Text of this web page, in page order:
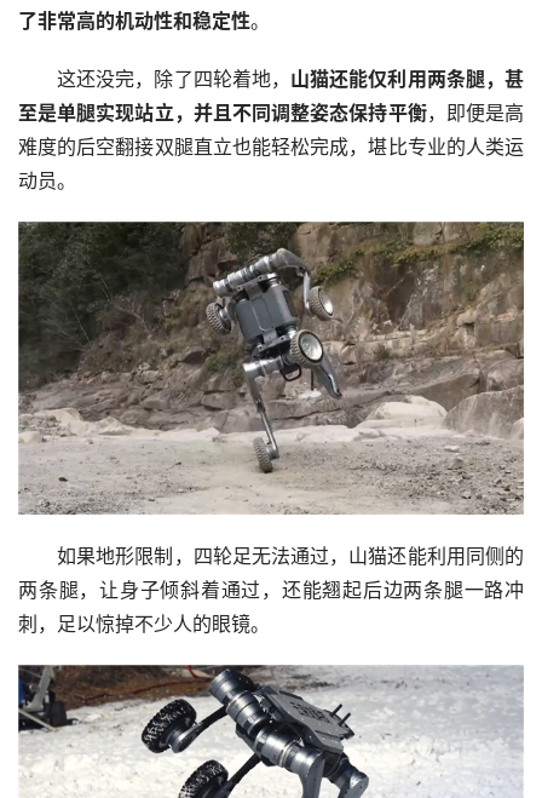
了非常高的机动性和稳定性。
这还没完，除了四轮着地， 山猫还能仅利用两条腿，甚
至是单腿实现站立，并且不同调整姿态保持平衡，即便是高
难度的后空翻接双腿直立也能轻松完成，堪比专业的人类运
动员。
如果地形限制，四轮足无法通过，山猫还能利用同侧的
两条腿，让身子倾斜着通过，还能翘起后边两条腿一路冲
刺，足以惊掉不少人的眼镜。